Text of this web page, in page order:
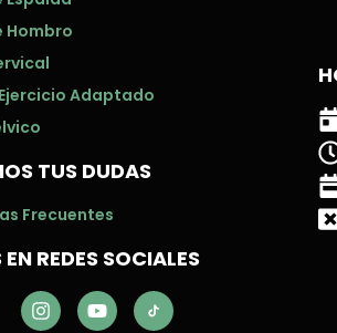
Hombro
Adaptado
TUS DUDAS
Frecuentes
REDES SOCIALES